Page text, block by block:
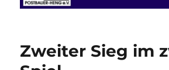
Zweiter Sieg im